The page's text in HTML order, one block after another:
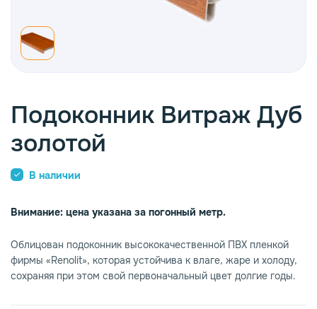
дерево
Подоконник Витраж Дуб
золотой
В наличии
Внимание: цена указана за погонный метр.
Облицован подоконник высококачественной ПВХ пленкой
фирмы «Renolit», которая устойчива к влаге, жаре и холоду,
сохраняя при этом свой первоначальный цвет долгие годы.